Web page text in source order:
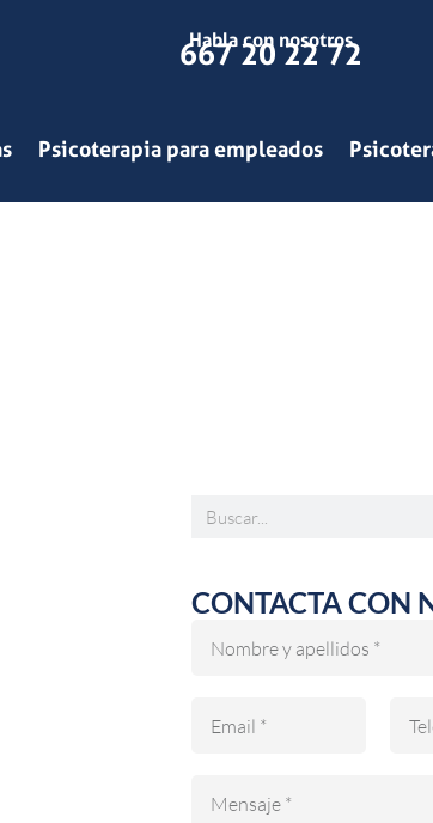
Habla con nosotros
667 20 22 72
Psicoterapia para empleados
Buscar
CONTACTA CON